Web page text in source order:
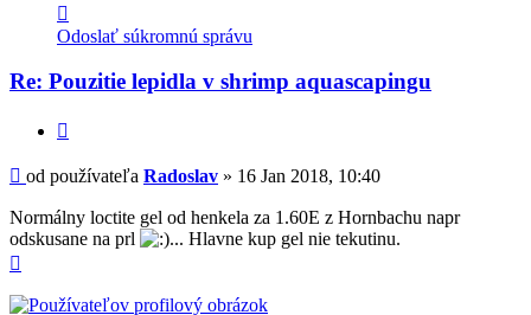
informácie
používateľa
Radoslav
Odoslať súkromnú správu
Re: Pouzitie lepidla v shrimp aquascapingu
Príspevok
od používateľa Radoslav » 16 Jan 2018, 10:40
Normálny loctite gel od henkela za 1.60E z Hornbachu napr
odskusane na prl
... Hlavne kup gel nie tekutinu.